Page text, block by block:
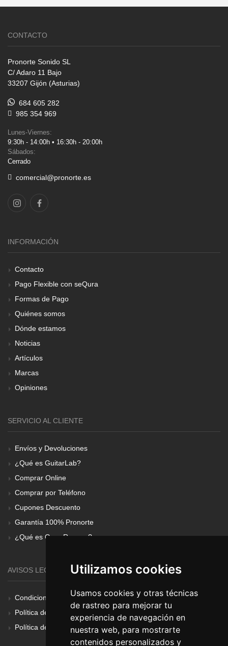
Utilizamos cookies
Usamos cookies y otras técnicas
de rastreo para mejorar tu
experiencia de navegación en
nuestra web, para mostrarte
contenidos personalizados y
CONTACTO
Pronorte Sonido SL
C/ Adaro 11 Bajo
33207 Gijón (Asturias)
684 605 282
985 354 969
Lunes-Viernes:
9:30h - 14:00h • 16:30h - 20:00h
Sábados:
Cerrado
comercial@pronorte.es
INFORMACIÓN
Contacto
Pago Flexible con seQura
Formas de Pago
Quiénes somos
Dónde estamos
Noticias
Artículos
Marcas
Opiniones
SERVICIO AL CLIENTE
Envíos y Devoluciones
¿Qué es GuitarLab?
Comprar Online
Comprar por Teléfono
Cupones Descuento
Garantía 100% Pronorte
¿Qué es Gear Renove?
AVISOS LEGALES
Condiciones Generales
Política de Cookies
Política de Privacidad